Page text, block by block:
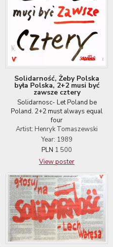
Solidarność, Żeby Polska
była Polska, 2+2 musi być
zawsze cztery
Solidarnosc- Let Poland be
Poland. 2+2 must always equal
four
Artist: Henryk Tomaszewski
Year: 1989
PLN 1 500
View poster